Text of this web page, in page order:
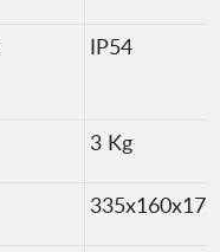
IP54
3 Kg